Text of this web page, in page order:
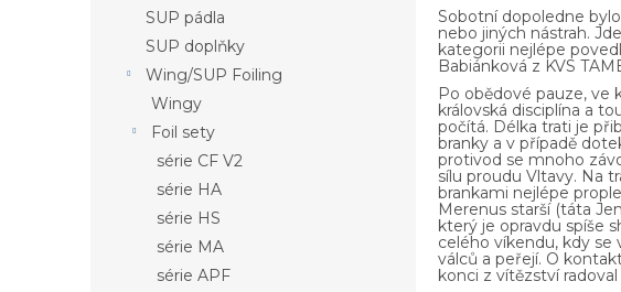
SUP pádla
SUP doplňky
Wing/SUP Foiling
Wingy
Foil sety
série CF V2
série HA
série HS
série MA
série APF
Sobotní dopoledne
nebo jiných nástrah.
kategorii nejlépe
Babiánková z KVS
Po obědové pauze, ve
královská disciplína a
počítá. Délka trati je
branky a v případě
protivod se mnoho
sílu proudu Vltavy. Na
brankami nejlépe
Merenus starší (táta
který je opravdu spíše
celého víkendu, kdy se
válců a peřejí. O
konci z vítězství